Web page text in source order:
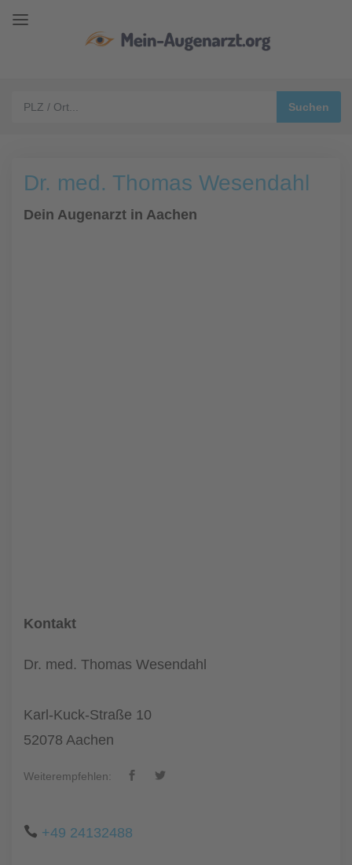
Dr. med. Thomas Wesendahl
Dein Augenarzt in Aachen
Kontakt
Dr. med. Thomas Wesendahl
Karl-Kuck-Straße 10
52078 Aachen
Weiterempfehlen:
+49 24132488